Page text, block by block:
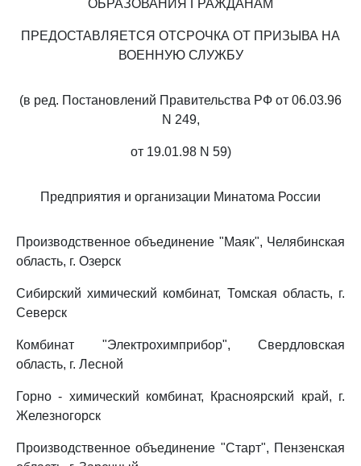
ОБРАЗОВАНИЯ ГРАЖДАНАМ
ПРЕДОСТАВЛЯЕТСЯ ОТСРОЧКА ОТ ПРИЗЫВА НА
ВОЕННУЮ СЛУЖБУ
(в ред. Постановлений Правительства РФ от 06.03.96
N 249,
от 19.01.98 N 59)
Предприятия и организации Минатома России
Производственное объединение "Маяк", Челябинская
область, г. Озерск
Сибирский химический комбинат, Томская область, г.
Северск
Комбинат "Электрохимприбор", Свердловская
область, г. Лесной
Горно - химический комбинат, Красноярский край, г.
Железногорск
Производственное объединение "Старт", Пензенская